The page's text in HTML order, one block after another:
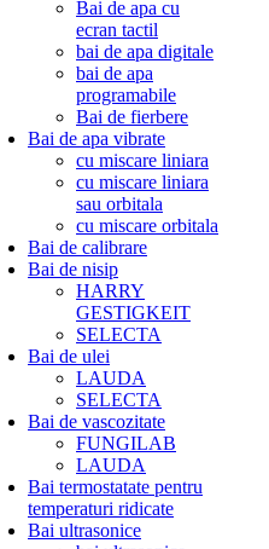
Bai de apa cu
ecran tactil
bai de apa digitale
bai de apa
programabile
Bai de fierbere
Bai de apa vibrate
cu miscare liniara
cu miscare liniara
sau orbitala
cu miscare orbitala
Bai de calibrare
Bai de nisip
HARRY
GESTIGKEIT
SELECTA
Bai de ulei
LAUDA
SELECTA
Bai de vascozitate
FUNGILAB
LAUDA
Bai termostatate pentru
temperaturi ridicate
Bai ultrasonice